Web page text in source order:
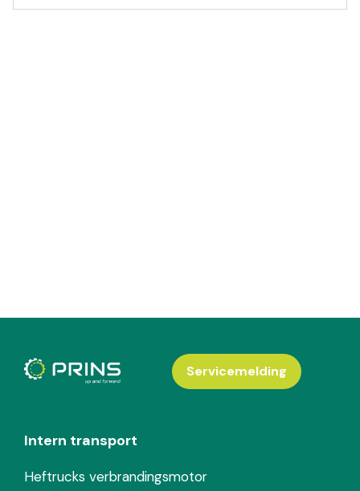
Intern transport
Heftrucks verbrandingsmotor
Servicemelding